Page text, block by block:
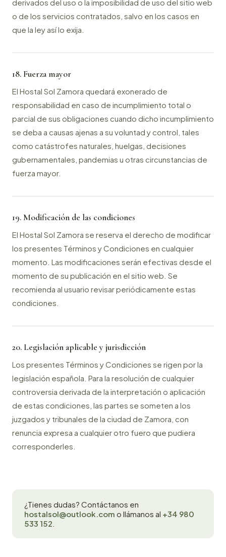
derivados del uso o la imposibilidad de uso del sitio web
o de los servicios contratados, salvo en los casos en
que la ley así lo exija.
18. Fuerza mayor
El Hostal Sol Zamora quedará exonerado de
responsabilidad en caso de incumplimiento total o
parcial de sus obligaciones cuando dicho incumplimiento
se deba a causas ajenas a su voluntad y control, tales
como catástrofes naturales, huelgas, decisiones
gubernamentales, pandemias u otras circunstancias de
fuerza mayor.
19. Modificación de las condiciones
El Hostal Sol Zamora se reserva el derecho de modificar
los presentes Términos y Condiciones en cualquier
momento. Las modificaciones serán efectivas desde el
momento de su publicación en el sitio web. Se
recomienda al usuario revisar periódicamente estas
condiciones.
20. Legislación aplicable y jurisdicción
Los presentes Términos y Condiciones se rigen por la
legislación española. Para la resolución de cualquier
controversia derivada de la interpretación o aplicación
de estas condiciones, las partes se someten a los
juzgados y tribunales de la ciudad de Zamora, con
renuncia expresa a cualquier otro fuero que pudiera
corresponderles.
¿Tienes dudas? Contáctanos en
hostalsol@outlook.com o llámanos al +34 980
533 152